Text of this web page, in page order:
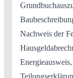
Nachweis der